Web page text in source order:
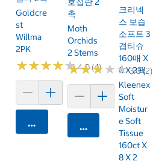
Goldcre
St
Willma
2PK
★★★★★
★★★★★4.0 (4)
카트에 담기
촉
Moth
Orchids
2 Stems
★★★★★
★★★★★3.0 (2)
카트에 담기
크리넥
스 보습
소프트 3
겹티슈
160매 X
8 X 2팩
Kleenex
Soft
Moistur
E Soft
Tissue
160ct X
8 X 2